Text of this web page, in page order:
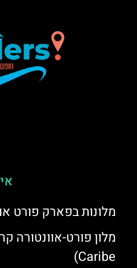
מלונות בפארק פורט
Caribe)